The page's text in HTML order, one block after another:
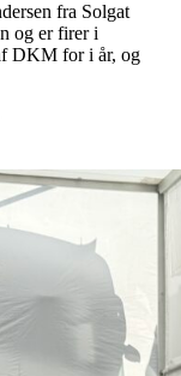
fra Solgat
og er firer i
DKM for i år, og